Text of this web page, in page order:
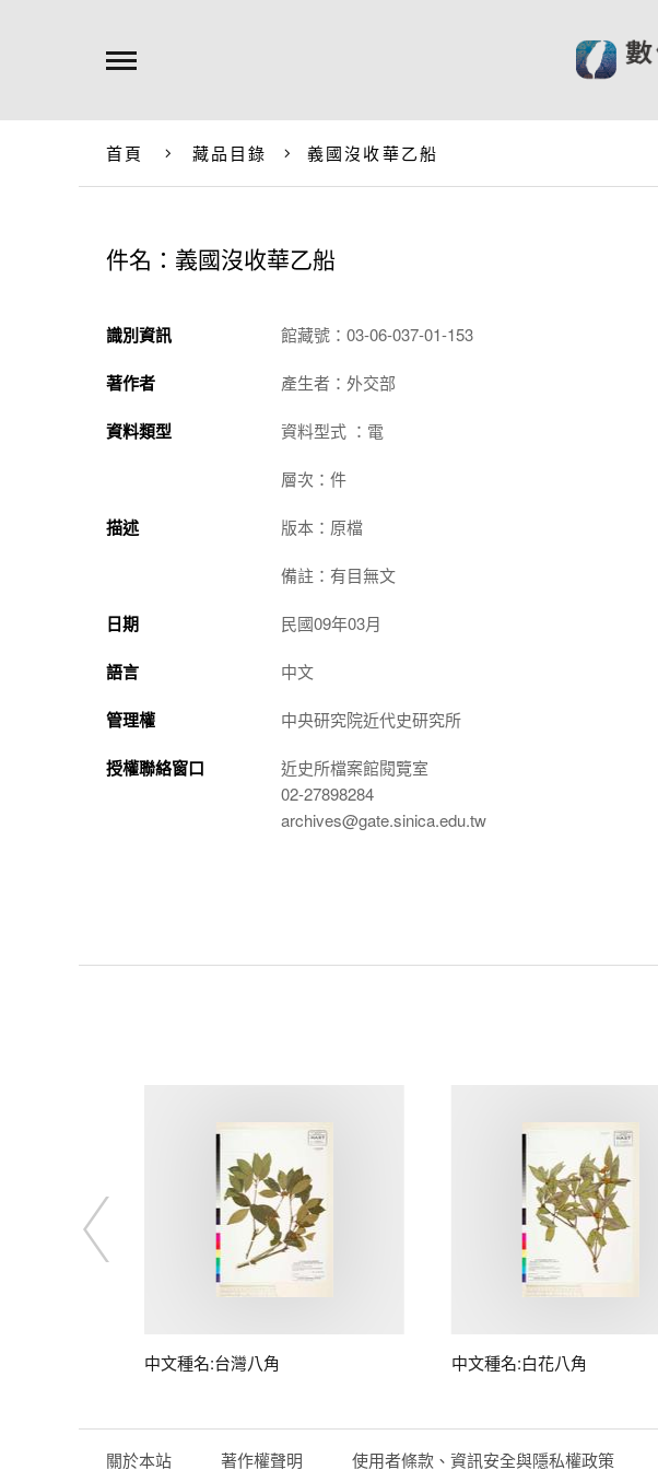
首頁 藏品目錄 義國沒收華乙船
件名：義國沒收華乙船
識別資訊 館藏號：03-06-037-01-153
著作者 產生者：外交部
資料類型 資料型式 ：電
層次：件
描述 版本：原檔
備註：有目無文
日期 民國09年03月
語言 中文
管理權 中央研究院近代史研究所
授權聯絡窗口
近史所檔案館閱覽室
02-27898284
archives@gate.sinica.edu.tw
中文種名:台灣八角 中文種名:白花八角
關於本站 著作權聲明 使用者條款、資訊安全與隱私權政策